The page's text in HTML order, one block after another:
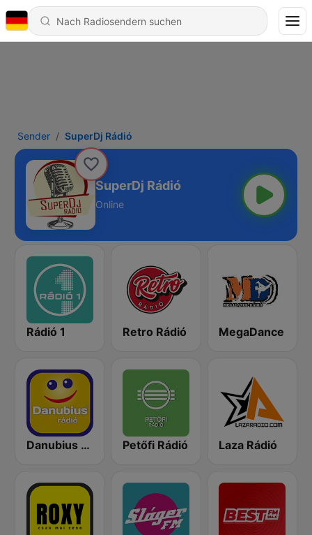
Sender SuperDj Rádió
SuperDj Rádió
Online
Rádió 1 Retro Rádió MegaDance
Danubius Rádió Petőfi Rádió Laza Rádió